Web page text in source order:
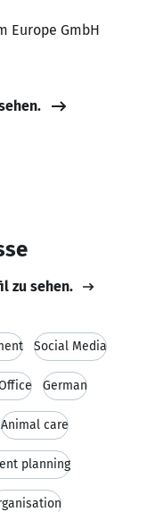
Europe GmbH
zu sehen.
Social Media
German
Animal care
planning